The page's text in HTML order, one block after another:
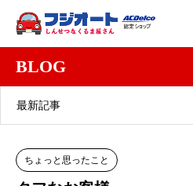
BLOG
最新記事
ちょっと思ったこと